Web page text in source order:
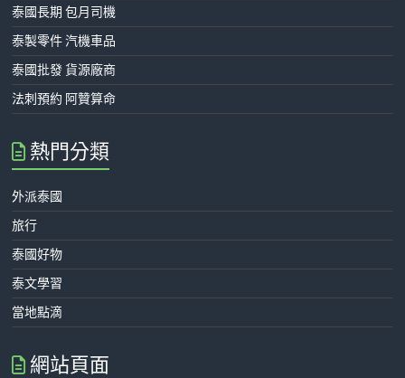
泰國長期 包月司機
泰製零件 汽機車品
泰國批發 貨源廠商
法刺預約 阿贊算命
熱門分類
外派泰國
旅行
泰國好物
泰文學習
當地點滴
網站頁面